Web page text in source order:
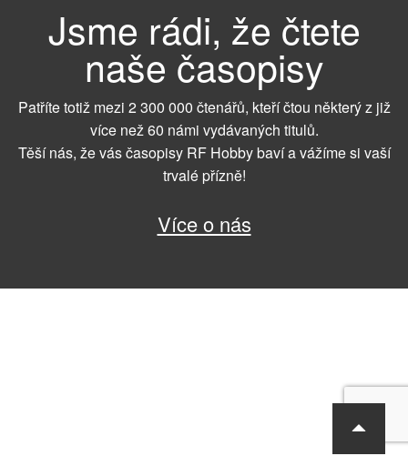
Jsme rádi, že čtete
naše časopisy
Patříte totiž mezi 2 300 000 čtenářů, kteří čtou některý z již
více než 60 námi vydávaných titulů.
Těší nás, že vás časopisy RF Hobby baví a vážíme si vaší
trvalé přízně!
Více o nás